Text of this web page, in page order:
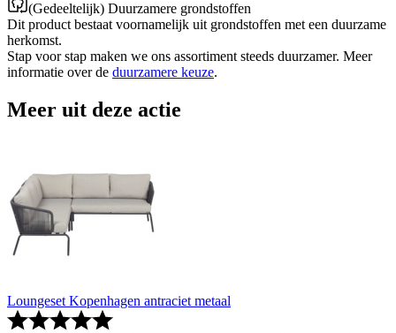
(Gedeeltelijk) Duurzamere grondstoffen
Dit product bestaat voornamelijk uit grondstoffen met een duurzame
herkomst.
Stap voor stap maken we ons assortiment steeds duurzamer. Meer
informatie over de duurzamere keuze.
Meer uit deze actie
Loungeset Kopenhagen antraciet metaal